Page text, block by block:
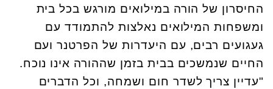
החיסרון של הורה במילואים מורגש בכל בית
ומשפחות המילואים נאלצות להתמודד עם
געגועים רבים, עם היעדרות של הפרטנר ועם
החיים שנמשכים בבית בזמן שההורה אינו נוכח.
"עדיין צריך לשדר חום ושמחה, וכל הדברים